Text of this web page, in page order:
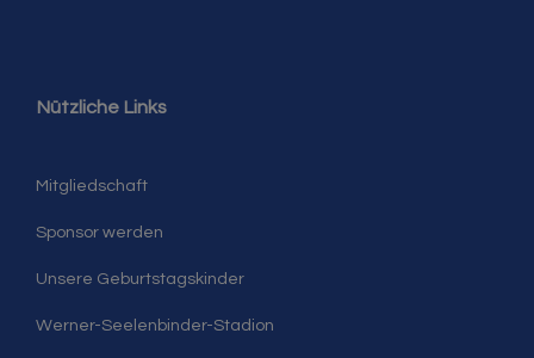
Nützliche Links
Mitgliedschaft
Sponsor werden
Unsere Geburtstagskinder
Werner-Seelenbinder-Stadion